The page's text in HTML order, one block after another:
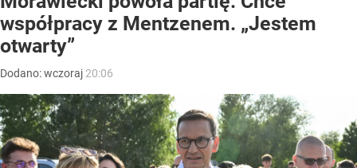
współpracy z Mentzenem. „Jestem
otwarty”
Dodano:wczoraj 20:06